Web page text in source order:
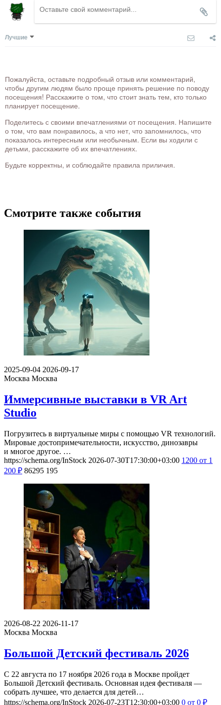
Лучшие
Пожалуйста, оставьте подробный отзыв или комментарий,
чтобы другим людям было проще принять решение по поводу
посещения! Расскажите о том, что стоит знать тем, кто только
планирует посещение.
Поделитесь с своими впечатлениями от посещения. Напишите
о том, что вам понравилось, а что нет, что запомнилось, что
показалось интересным или необычным. Если вы ходили с
детьми, расскажите об их впечатлениях.
Будьте корректны, и соблюдайте правила приличия.
Смотрите также события
2025-09-04 2026-09-17
Москва Москва
Иммерсивные выставки в VR Art
Studio
Погрузитесь в виртуальные миры с помощью VR технологий.
Мировые достопримечательности, искусство, динозавры
и многое другое. …
https://schema.org/InStock 2026-07-30T17:30:00+03:00 1200 от 1
200 ₽ 86295 195
2026-08-22 2026-11-17
Москва Москва
Большой Детский фестиваль 2026
С 22 августа по 17 ноября 2026 года в Москве пройдет
Большой Детский фестиваль. Основная идея фестиваля —
собрать лучшее, что делается для детей…
https://schema.org/InStock 2026-07-23T12:30:00+03:00 0 от 0 ₽